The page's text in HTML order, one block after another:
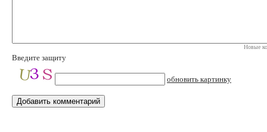
Новые
Введите защиту
обновить картинку